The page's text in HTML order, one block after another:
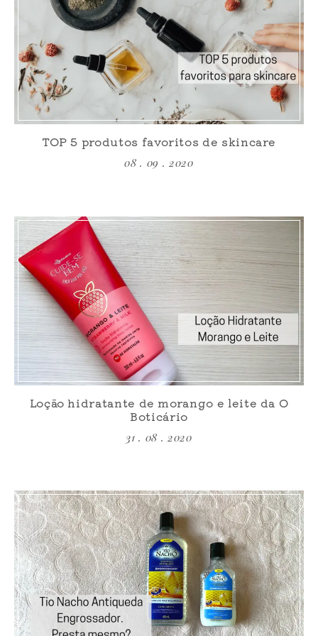
TOP 5 produtos favoritos de skincare
08 . 09 . 2020
Loção hidratante de morango e leite da O
Boticário
31 . 08 . 2020